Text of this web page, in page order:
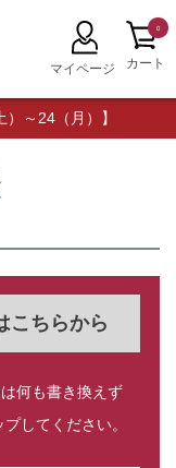
～24（月）】
0
こちらから
何も書き換えず
してください。